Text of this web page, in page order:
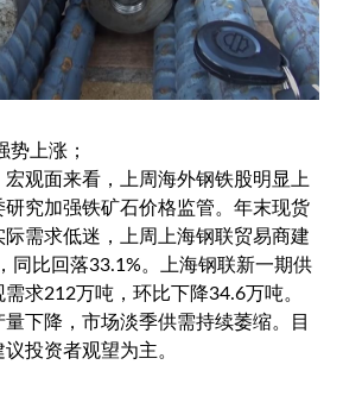
势上涨；
观面来看，上周海外钢铁股明显上
究加强铁矿石价格监管。年末现货
需求低迷，上周上海钢联贸易商建
同比回落33.1%。上海钢联新一期供
求212万吨，环比下降34.6万吨。
下降，市场淡季供需持续萎缩。目
投资者观望为主。